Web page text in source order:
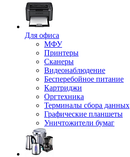
Для офиса
МФУ
Принтеры
Сканеры
Видеонаблюдение
Бесперебойное питание
Картриджи
Оргтехника
Терминалы сбора данных
Графические планшеты
Уничтожители бумаг